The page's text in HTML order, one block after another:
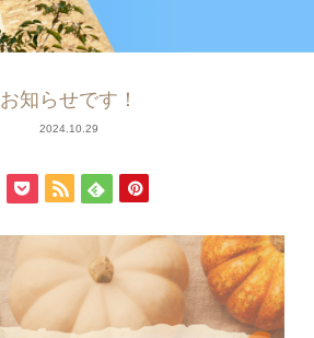
お知らせです！
2024.10.29